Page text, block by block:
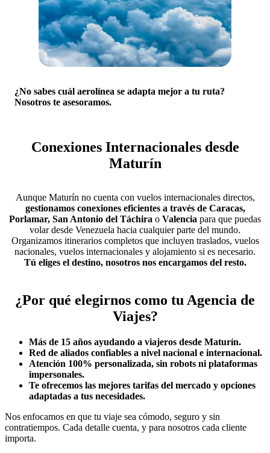
¿No sabes cuál aerolínea se adapta mejor a tu ruta?
Nosotros te asesoramos.
Conexiones Internacionales desde
Maturín
Aunque Maturín no cuenta con vuelos internacionales directos,
gestionamos conexiones eficientes a través de Caracas,
Porlamar, San Antonio del Táchira o Valencia para que puedas
volar desde Venezuela hacia cualquier parte del mundo.
Organizamos itinerarios completos que incluyen traslados, vuelos
nacionales, vuelos internacionales y alojamiento si es necesario.
Tú eliges el destino, nosotros nos encargamos del resto.
¿Por qué elegirnos como tu Agencia de
Viajes?
Más de 15 años ayudando a viajeros desde Maturín.
Red de aliados confiables a nivel nacional e internacional.
Atención 100% personalizada, sin robots ni plataformas
impersonales.
Te ofrecemos las mejores tarifas del mercado y opciones
adaptadas a tus necesidades.
Nos enfocamos en que tu viaje sea cómodo, seguro y sin
contratiempos. Cada detalle cuenta, y para nosotros cada cliente
importa.